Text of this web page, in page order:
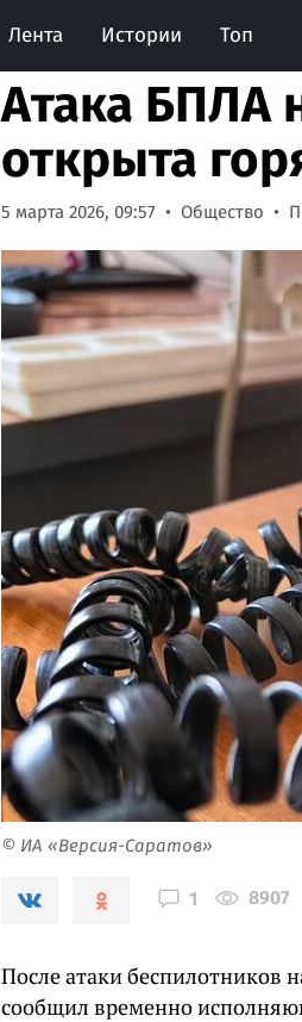
Лента Истории Топ
Атака БПЛА
открыта
5 марта 2026, 09:57 Общество
© ИА «Версия-Саратов»
1 8907
После атаки беспилотников
сообщил временно